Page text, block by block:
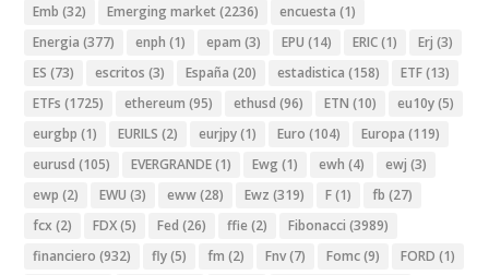
Emb (32) Emerging market (2236) encuesta (1)
Energia (377) enph (1) epam (3) EPU (14) ERIC(1) Erj (3)
ES (73) escritos (3) España (20) estadistica (158) ETF(13)
ETFs (1725) ethereum (95) ethusd (96) ETN (10) eu10y(5)
eurgbp (1) EURILS (2) eurjpy(1) Euro (104) Europa (119)
eurusd (105) EVERGRANDE(1) Ewg (1) ewh (4) ewj (3)
ewp (2) EWU (3) eww(28) Ewz (319) F(1) fb (27)
fcx (2) FDX(5) Fed (26) ffie (2) Fibonacci (3989)
financiero (932) fly(5) fm (2) Fnv(7) Fomc(9) FORD (1)